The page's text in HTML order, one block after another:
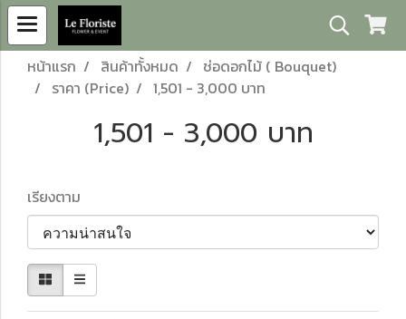
หน้าแรก สินค้าทั้งหมด
ช่อดอกไม้ ( Bouquet)
ราคา (Price)
1,501 - 3,000 บาท
1,501 - 3,000 บาท
เรียงตาม